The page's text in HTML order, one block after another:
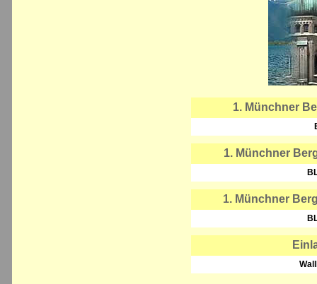
1. Münchner
1. Münchner
1. Münchner